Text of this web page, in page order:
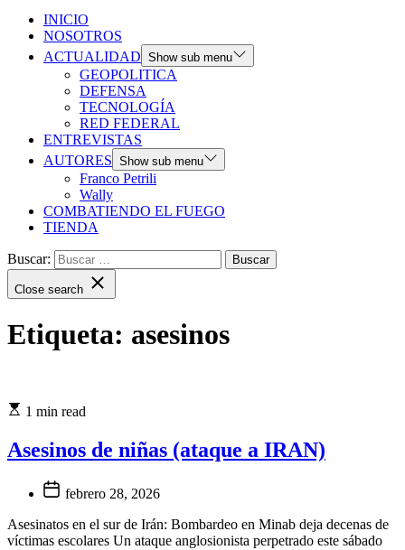
INICIO
NOSOTROS
ACTUALIDAD Show sub menu
GEOPOLITICA
DEFENSA
TECNOLOGÍA
RED FEDERAL
ENTREVISTAS
AUTORES Show sub menu
Franco Petrili
Wally
COMBATIENDO EL FUEGO
TIENDA
Buscar:
Close search
Etiqueta: asesinos
1 min read
Asesinos de niñas (ataque a IRAN)
febrero 28, 2026
Asesinatos en el sur de Irán: Bombardeo en Minab deja decenas de
víctimas escolares Un ataque anglosionista perpetrado este sábado